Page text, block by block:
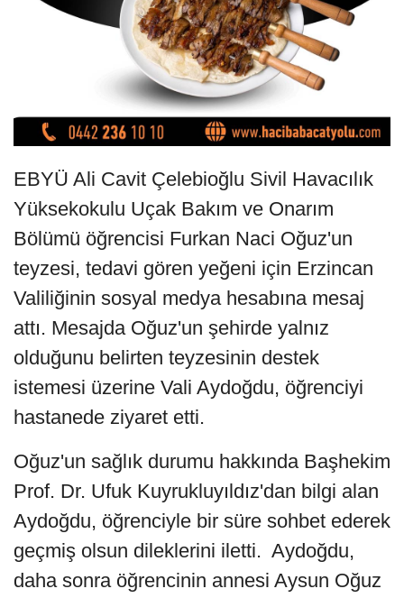
EBYÜ Ali Cavit Çelebioğlu Sivil Havacılık
Yüksekokulu Uçak Bakım ve Onarım
Bölümü öğrencisi Furkan Naci Oğuz'un
teyzesi, tedavi gören yeğeni için Erzincan
Valiliğinin sosyal medya hesabına mesaj
attı. Mesajda Oğuz'un şehirde yalnız
olduğunu belirten teyzesinin destek
istemesi üzerine Vali Aydoğdu, öğrenciyi
hastanede ziyaret etti.
Oğuz'un sağlık durumu hakkında Başhekim
Prof. Dr. Ufuk Kuyrukluyıldız'dan bilgi alan
Aydoğdu, öğrenciyle bir süre sohbet ederek
geçmiş olsun dileklerini iletti. Aydoğdu,
daha sonra öğrencinin annesi Aysun Oğuz